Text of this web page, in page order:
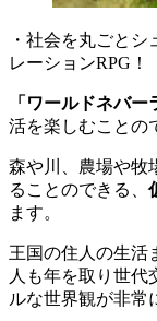
・社会を丸ごと
レーションRPG！
「ワールドネバー
活を楽しむことの
森や川、農場や牧
ることのできる、
ます。
王国の住人の生活
人も年を取り世代
ルな世界観が非常